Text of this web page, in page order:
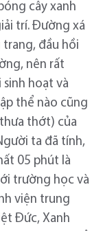
cây xanh
trí. Đường xá
đầu hồi
nên rất
hoạt và
thể nào cũng
thớt) của
ta đã tính,
05 phút là
trường học và
viện trung
Đức, Xanh